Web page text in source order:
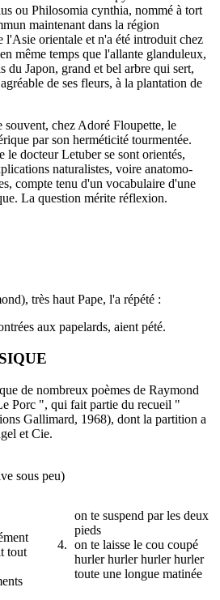
ou Philosomia cynthia, nommé à tort
maintenant dans la région
l'Asie orientale et n'a été introduit chez
même temps que l'allante glanduleux,
du Japon, grand et bel arbre qui sert,
de ses fleurs, à la plantation de
souvent, chez Adoré Floupette, le
par son herméticité tourmentée.
le docteur Letuber se sont orientés,
naturalistes, voire anatomo-
compte tenu d'un vocabulaire d'une
La question mérite réflexion.
très haut Pape, l'a répété :
aux papelards, aient pété.
de nombreux poèmes de Raymond
Porc ", qui fait partie du recueil "
Gallimard, 1968), dont la partition a
et Cie.
sous peu)
tout
4.
on te suspend par les deux
pieds
on te laisse le cou coupé
hurler hurler hurler hurler
toute une longue matinée